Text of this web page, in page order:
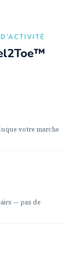
votre marche
— pas de